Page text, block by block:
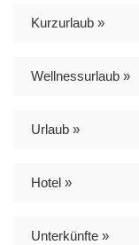
Kurzurlaub »
Wellnessurlaub »
Urlaub »
Hotel »
Unterkünfte »